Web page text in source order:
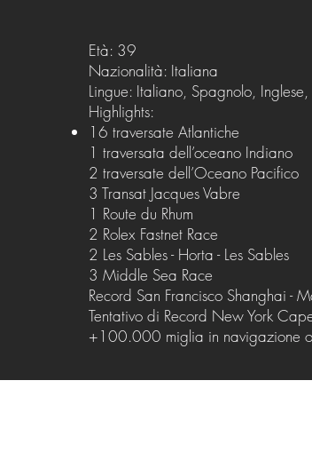
Età: 39
Nazionalità: Italiana
Lingue: Italiano, Spagnolo, Inglese,
Highlights:
16 traversate Atlantiche
1 traversata dell’oceano Indiano
2 traversate dell’Oceano Pacifico
3 Transat Jacques Vabre
1 Route du Rhum
2 Rolex Fastnet Race
2 Les Sables - Horta - Les Sables
3 Middle Sea Race
Record San Francisco Shanghai -
Tentativo di Record New York
+100.000 miglia in navigazione